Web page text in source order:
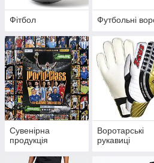
Фітбол Футбольні
Сувенірна
продукція
Воротарські
рукавиці